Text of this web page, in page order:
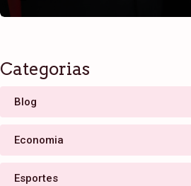
Categorias
Blog
Economia
Esportes